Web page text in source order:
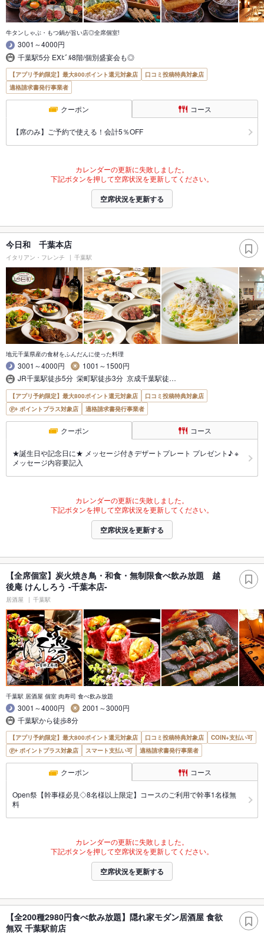
牛タンしゃぶ・もつ鍋が旨い店◎全席個室!
3001～4000円
千葉駅5分 EXﾋﾞﾙ8階/個別盛宴会も◎
【アプリ予約限定】最大800ポイント還元対象店
口コミ投稿特典対象店
適格請求書発行事業者
クーポン コース
【席のみ】ご予約で使える！会計5％OFF
カレンダーの更新に失敗しました。
下記ボタンを押して空席状況を更新してください。
空席状況を更新する
今日和 千葉本店
イタリアン・フレンチ 千葉駅
地元千葉県産の食材をふんだんに使った料理
3001～4000円
1001～1500円
JR千葉駅徒歩5分 栄町駅徒歩3分 京成千葉駅徒…
【アプリ予約限定】最大800ポイント還元対象店
口コミ投稿特典対象店
ポイントプラス対象店
適格請求書発行事業者
クーポン コース
★誕生日や記念日に★ メッセージ付きデザートプレート プレゼント♪ ※
メッセージ内容要記入
カレンダーの更新に失敗しました。
下記ボタンを押して空席状況を更新してください。
空席状況を更新する
【全席個室】炭火焼き鳥・和食・無制限食べ飲み放題 越
後庵 けんしろう -千葉本店-
居酒屋 千葉駅
千葉駅 居酒屋 個室 肉寿司 食べ飲み放題
3001～4000円
2001～3000円
千葉駅から徒歩8分
【アプリ予約限定】最大800ポイント還元対象店 口コミ投稿特典対象店
COIN+支払い可
ポイントプラス対象店
スマート支払い可 適格請求書発行事業者
クーポン コース
Open祭【幹事様必見◇8名様以上限定】コースのご利用で幹事1名様無
料
カレンダーの更新に失敗しました。
下記ボタンを押して空席状況を更新してください。
空席状況を更新する
【全200種2980円食べ飲み放題】隠れ家モダン居酒屋 食欲
無双 千葉駅前店